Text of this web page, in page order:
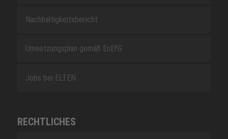
Nachhaltigkeitsbericht
Umsetzungsplan gemäß EnEfG
Jobs bei ELTEN
RECHTLICHES